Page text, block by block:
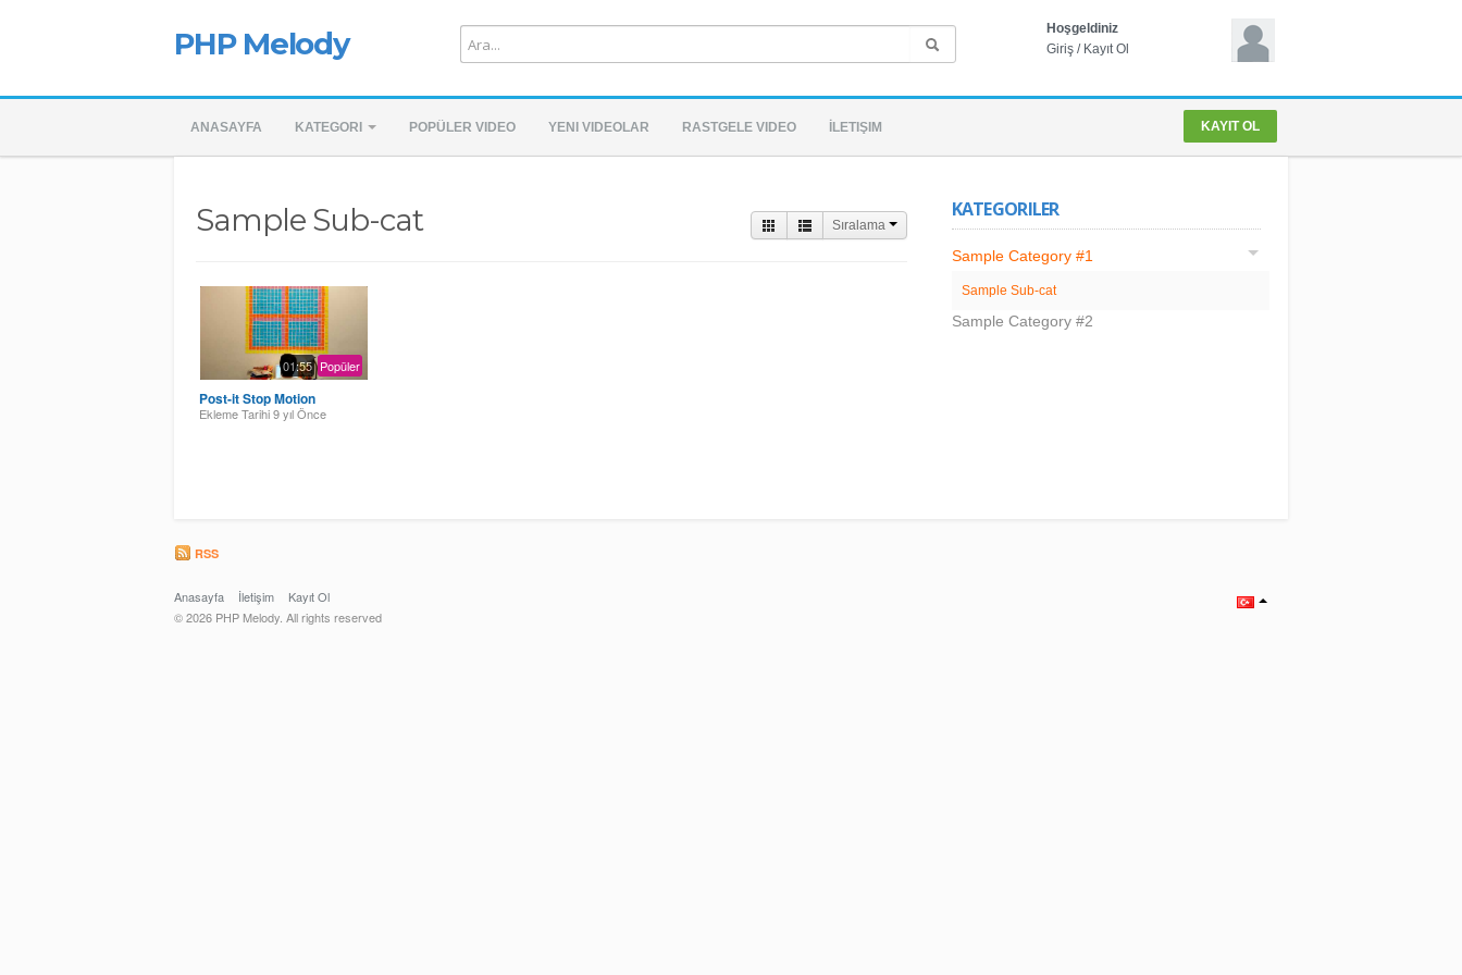
PHP Melody
Hoşgeldiniz
Giriş/ Kayıt Ol
ANASAYFA KATEGORI POPÜLER VIDEO YENI VIDEOLAR RASTGELE VIDEO İLETIŞIM KAYIT OL
Sample Sub-cat Sıralama
01:55 Popüler
Post-it Stop Motion
Ekleme Tarihi9 yıl Önce
KATEGORILER
Sample Category #1
Sample Sub-cat
Sample Category #2
RSS
Anasayfa İletişim
Kayıt Ol
© 2026 PHP Melody. All rights reserved